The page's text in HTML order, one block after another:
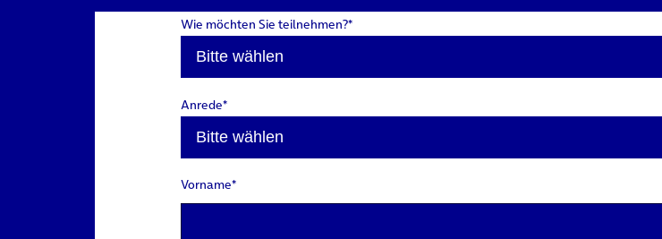
Wie möchten Sie teilnehmen?*
Anrede*
Vorname*